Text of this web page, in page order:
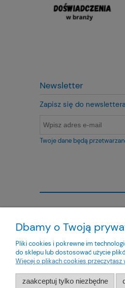
Newsletter
Zapisz się do
Twoje dane będą
Kontakt
O firmie
Dbamy o Twoją
Pliki cookies i pokrewne im
do sklepu lub dostosować użycie
Więcej o plikach cookies przeczytasz
zaakceptuj tylko niezbędne